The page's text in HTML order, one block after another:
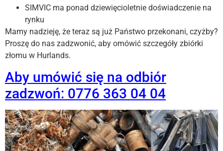
SIMVIC ma ponad dziewięcioletnie doświadczenie na
rynku
Mamy nadzieję, że teraz są już Państwo przekonani, czyżby?
Proszę do nas zadzwonić, aby omówić szczegóły zbiórki
złomu w Hurlands.
Aby umówić się na odbiór
zadzwoń: 0776 363 04 04